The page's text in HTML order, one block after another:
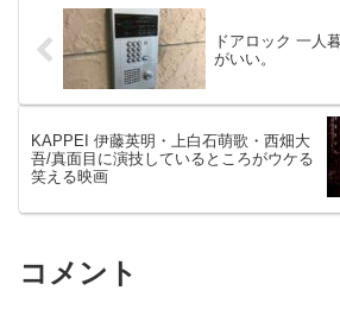
ドアロック 一人
がいい。
KAPPEI 伊藤英明・上白石萌歌・西畑大
吾/真面目に演技しているところがウケる
笑える映画
コメント